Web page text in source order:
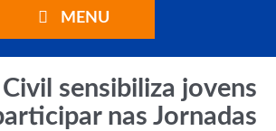
MENU
sensibiliza jovens
nas Jornadas